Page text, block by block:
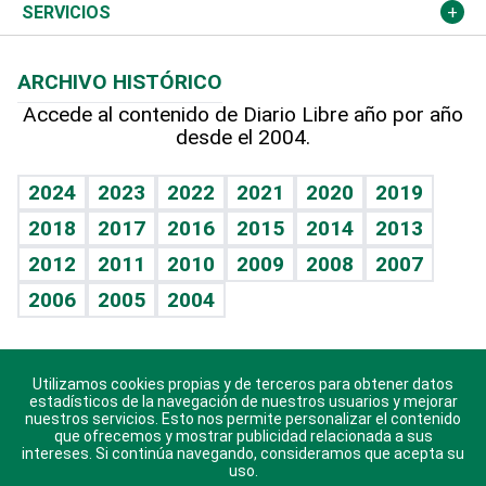
Resto del mundo
Economía personal
Podcast Arte Libre
Hablando con el pediatra
Vida y familia
Eñe
Celebrando la vida
Sin complejos
En pocas palabras
Escuchando al corazón
Economía Personal
Más deportes
TBT Deportivo
Columnistas
Más firmas
Cambio climático
Opinión
Hecho en casa
Guía del dinero
SERVICIOS
Cumpleaños
Horóscopos
Crucigramas
ARCHIVO HISTÓRICO
Accede al contenido de Diario Libre año por año
desde el 2004.
2024 2023 2022 2021 2020
2019
2018
2017 2016 2015 2014
2013
2012
2011 2010 2009 2008
2007
2006
2005 2004
Descarga nuestras aplicaciones para Android, iOS y
sistema Huawei.
Utilizamos cookies propias y de terceros para obtener datos
estadísticos de la navegación de nuestros usuarios y mejorar
nuestros servicios. Esto nos permite personalizar el contenido
que ofrecemos y mostrar publicidad relacionada a sus
intereses. Si continúa navegando, consideramos que acepta su
uso.